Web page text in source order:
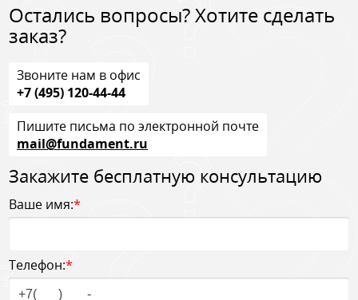
Остались вопросы? Хотите сделать
заказ?
Звоните нам в офис
+7 (495) 120-44-44
Пишите письма по электронной почте
mail@fundament.ru
Закажите бесплатную консультацию
Ваше имя:*
Телефон:*